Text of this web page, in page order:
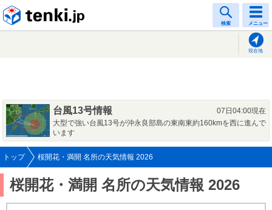
検索 メニュー
現在地
台風13号情報
07日04:00現在
大型で強い台風13号が沖永良部島の東南東約160kmを西に進んで
います
トップ 桜開花・満開 名所の天気情報 2026
桜開花・満開 名所の天気情報 2026